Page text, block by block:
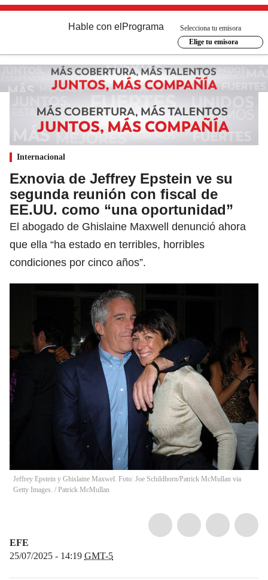
Hable con el Programa
Selecciona tu emisora
Elige tu emisora
Internacional
Exnovia de Jeffrey Epstein ve su
segunda reunión con fiscal de
EE.UU. como “una oportunidad”
El abogado de Ghislaine Maxwell denunció ahora
que ella “ha estado en terribles, horribles
condiciones por cinco años”.
Jeffrey Epstein y Ghislaine Maxwel. Foto: Joe Schildhorn/Patrick McMullan via
Getty Images. / Patrick McMullan
EFE
25/07/2025 - 14:19 GMT-5